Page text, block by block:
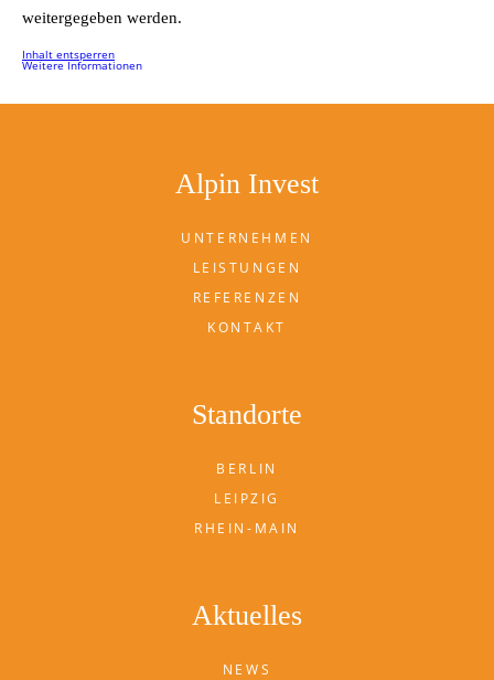
weitergegeben werden.
Inhalt entsperren
Weitere Informationen
Alpin Invest
UNTERNEHMEN
LEISTUNGEN
REFERENZEN
KONTAKT
Standorte
BERLIN
LEIPZIG
RHEIN-MAIN
Aktuelles
NEWS